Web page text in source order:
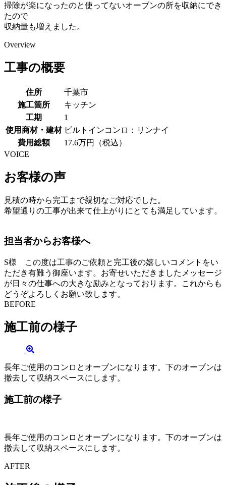
掃除が楽になったのと使ってないオーブンの所を収納にでき
たので
収納量も増えました。
Overview
工事の概要
住所
千葉市
施工箇所
キッチン
工期
1
使用商材・建材 ビルトインコンロ：リンナイ
費用総額
17.6万円（税込）
VOICE
お客様の声
見積の時から完工まで親切なご対応でした。
希望通りの工事が出来て仕上がりにとても満足しています。
担当者からお客様へ
S様 この度は工事のご依頼と完工後の嬉しいコメントをい
ただき有難う御座います。お寄せいただきましたメッセージ
が日々の仕事への大きな励みとなっております。これからも
どうぞよろしくお願い致します。
BEFORE
施工前の様子
長年ご使用のコンロとオーブンになります。下のオーブンは
撤去して収納スペースにします。
施工前の様子
長年ご使用のコンロとオーブンになります。下のオーブンは
撤去して収納スペースにします。
AFTER